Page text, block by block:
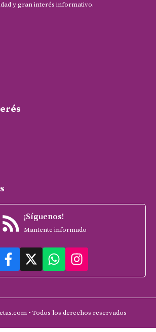
y gran interés informativo.
¡Síguenos!
Mantente informado
• Todos los derechos reservados